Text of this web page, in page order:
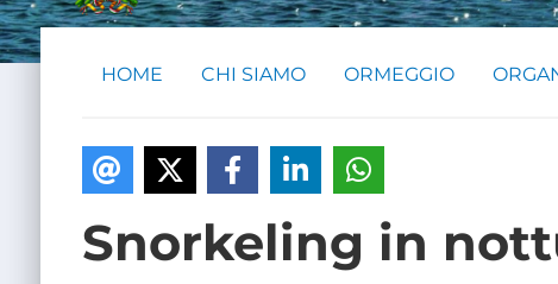
HOME CHI SIAMO ORMEGGIO
Snorkeling in